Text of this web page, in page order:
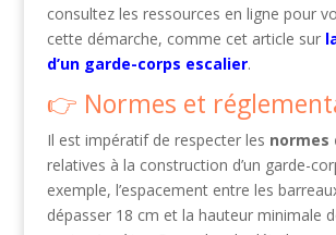
consultez les ressources en ligne pour
cette démarche, comme cet article sur
d’un garde-corps escalier.
Normes et
Il est impératif de respecter les normes
relatives à la construction d’un garde-
exemple, l’espacement entre les
dépasser 18 cm et la hauteur minimale